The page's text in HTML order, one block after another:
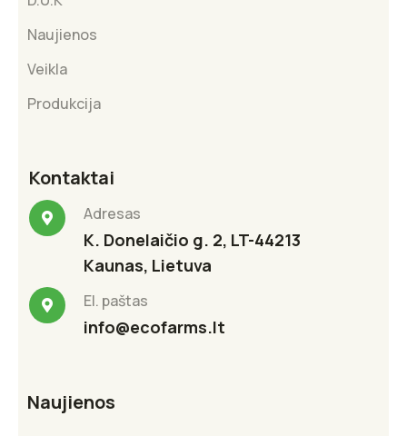
Naujienos
Veikla
Produkcija
Kontaktai
Adresas
K. Donelaičio g. 2, LT-44213
Kaunas, Lietuva
El. paštas
info@ecofarms.lt
Naujienos